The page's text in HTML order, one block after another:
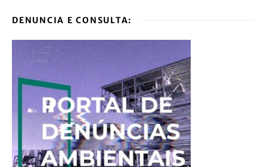
DENUNCIA E CONSULTA: